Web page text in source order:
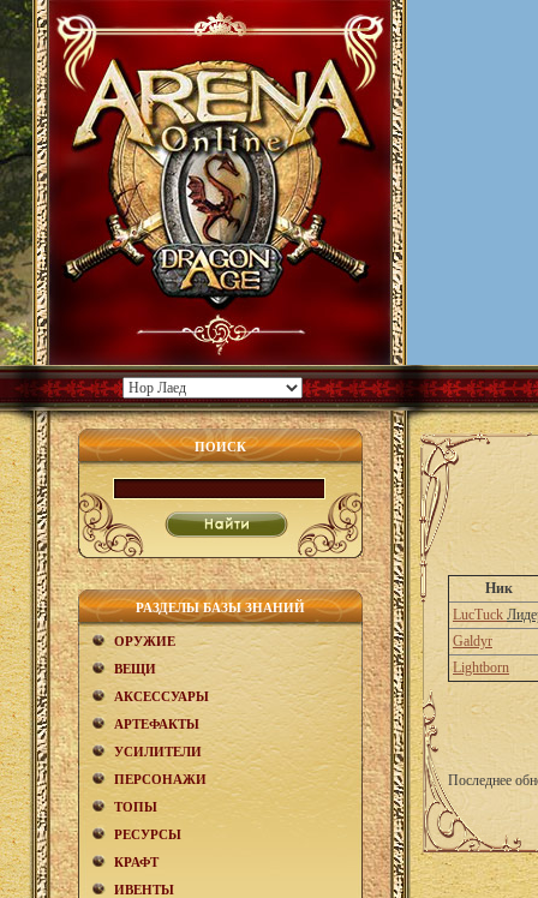
ПОИСК
РАЗДЕЛЫ БАЗЫ ЗНАНИЙ
ОРУЖИЕ
ВЕЩИ
АКCЕСCУАРЫ
АРТЕФАКТЫ
УСИЛИТЕЛИ
ПЕРСОНАЖИ
ТОПЫ
РЕСУРСЫ
КРАФТ
ИВЕНТЫ
Ник
LucTuck
Galdyr
Lightborn
Последнее